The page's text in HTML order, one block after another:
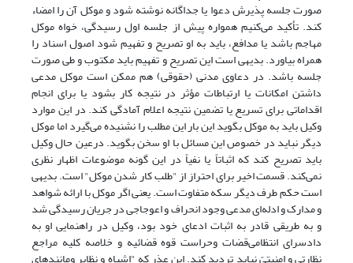
صورت جلسه پذیرش دعوا یا جداگانه نوشته شود و موکل آن را امضاء
کند. تأکید می‌کنیم همواره پیش از جلسه اول رسیدگی، خواه موکل
مهاجم باشد یا مدافع، باید به او تصریح و تفهیم شود اصول اسناد را
همراه بیاورد. بدیهی است این تصریح و تفهیم باید مکتوب و طی صورت
جلسه باشد. در دعاوی مدنی (حقوقی) هم ممکن است موکل مدعی
داشتن امکانات یا ارتباطات مؤثر در نتیجه کار بشود یا برای انجام
اقداماتی برای تسریع یا تضمین نتیجه اعلام آمادگی کند. در این موارد
وکیل باید به موکل بگوید این بار این مطلب را نشنیده می‌گیرد اما موکل
دیگر نباید در خصوص این مسائل با او سخن بگوید. درعین حال وکیل
باید تصریح کند که اثباتاً یا نفیاً در این گونه موضوعات اظهار نظری
نمی‌کند. قسمت اخیر برای احتراز از "طلب کار شدن موکل" است. بدیهی
است حکم طرف دیگر سکه متفاوت است. یعنی اگر موکل با ارائه شواهد
و مدارک و ادله‌ای مدعی وجود انحراف و اعوجاجی در جریان رسیدگی شد
و به طریقی قادر به اثبات ادعای خود بود، وکیل در راهنمایی او به
دادسرای انتظامی‌‌قضات وحراست قوه قضائیه و خلاصه کلیه مراجع